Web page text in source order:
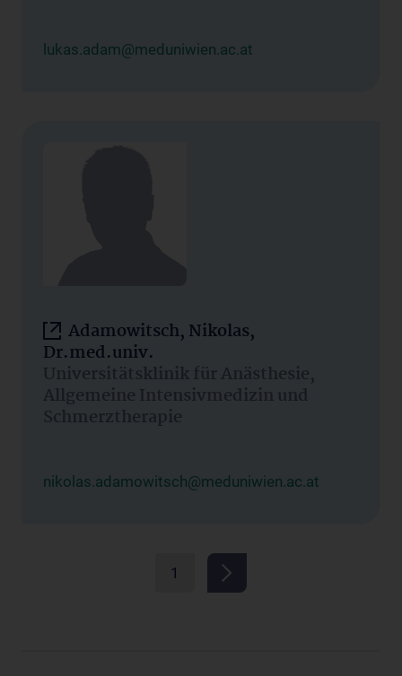
lukas.adam@meduniwien.ac.at
Adamowitsch, Nikolas,
Dr.med.univ.
Universitätsklinik für Anästhesie,
Allgemeine Intensivmedizin und
Schmerztherapie
nikolas.adamowitsch@meduniwien.ac.at
1